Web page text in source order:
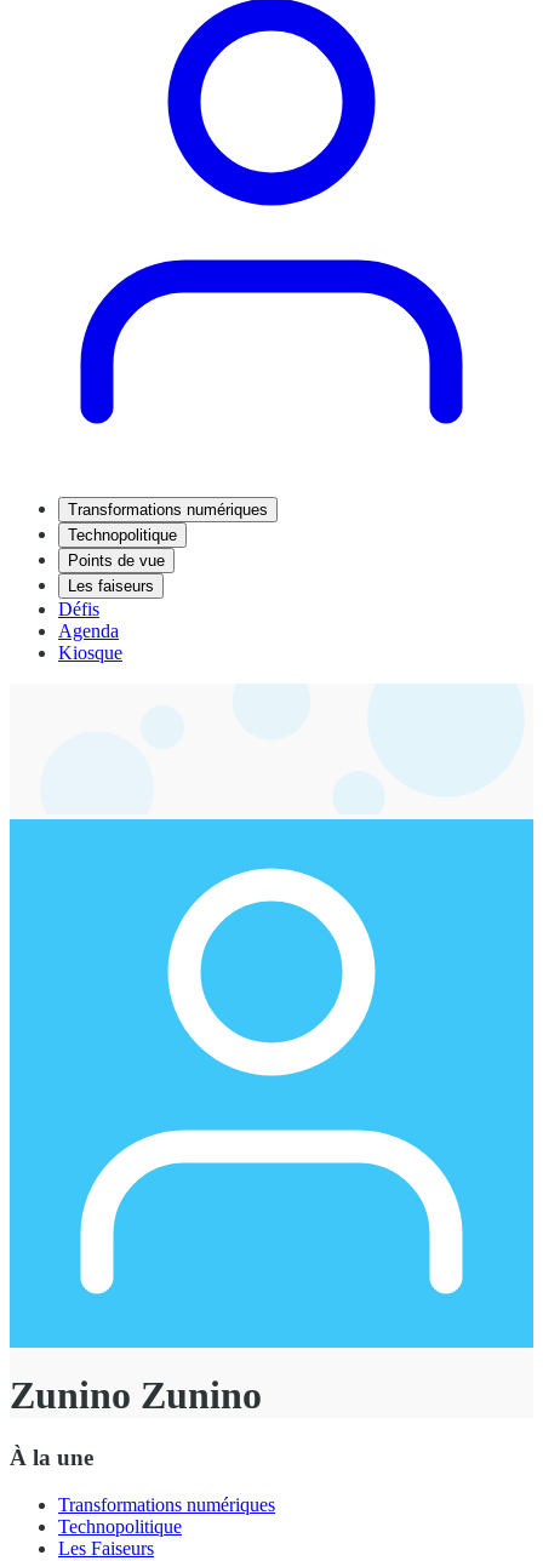
Transformations numériques
Technopolitique
Points de vue
Les faiseurs
Défis
Agenda
Kiosque
Zunino Zunino
À la une
Transformations numériques
Technopolitique
Les Faiseurs